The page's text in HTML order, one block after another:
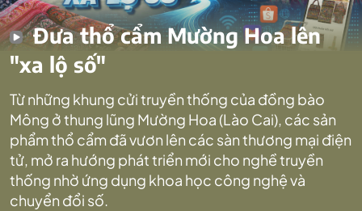
Đưa thổ cẩm Mường Hoa lên
"xa lộ số"
Từ những khung cửi truyền thống của đồng bào
Mông ở thung lũng Mường Hoa (Lào Cai), các sản
phẩm thổ cẩm đã vươn lên các sàn thương mại điện
tử, mở ra hướng phát triển mới cho nghề truyền
thống nhờ ứng dụng khoa học công nghệ và
chuyển đổi số.